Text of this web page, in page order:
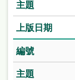
辦
聯
絡